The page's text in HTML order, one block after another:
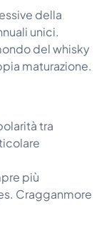
della
unici.
del whisky
maturazione.
tra
più
Cragganmore